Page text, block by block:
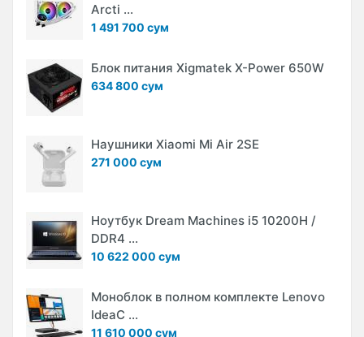
Arcti ...
1 491 700 сум
Блок питания Xigmatek X-Power 650W
634 800 сум
Наушники Xiaomi Mi Air 2SE
271 000 сум
Ноутбук Dream Machines i5 10200H /
DDR4 ...
10 622 000 сум
Моноблок в полном комплекте Lenovo
IdeaC ...
11 610 000 сум